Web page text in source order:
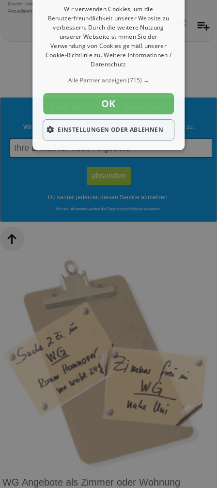
Quelle: Immobilienscout24.de
Aktualisiert: 1 Tag, 15 Stunden
1 - 2 von 2 Angebote
Kein WG-Zimmer gefunden?
Wir senden dir gern neue Angebote zu Ihrer Suche per E-Mail zu:
Du kannst jederzeit diesen Service abmelden.
Mit dem Absenden werden die Datenschutzrichtlinien akzeptiert.
WG Angebote als Zimmer oder Wohnung
Wir verwenden Cookies, um die
Benutzerfreundlichkeit unserer Website zu
verbessern. Durch die weitere Nutzung
unserer Webseite stimmen Sie der
Verwendung von Cookies gemäß unserer
Cookie-Richtlinie zu.Weitere Informationen /
Datenschutz
Alle Partner anzeigen(715) →
OK
EINSTELLUNGEN ODER ABLEHNEN